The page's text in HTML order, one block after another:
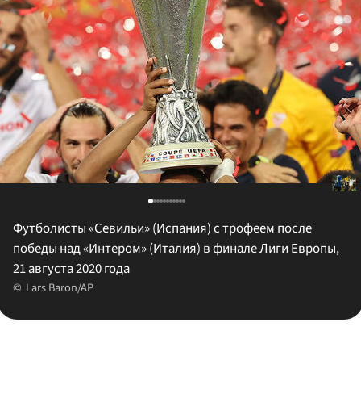
Футболисты «Севильи» (Испания) с трофеем после
победы над «Интером» (Италия) в финале Лиги Европы,
21 августа 2020 года
Lars Baron/AP